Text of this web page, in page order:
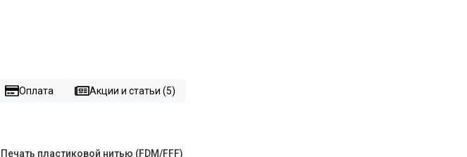
Оплата Акции и статьи (5)
Печать пластиковой нитью (FDM/FFF)